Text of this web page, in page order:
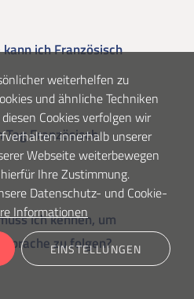
ich Französisch
Tag Französisch
ich kennen, um
Sprache zu folgen?
weiterhelfen zu
und ähnliche Techniken
Cookies verfolgen wir
innerhalb unserer
Webseite weiterbewegen
Ihre Zustimmung.
Datenschutz- und Cookie-
Informationen
EINSTELLUNGEN